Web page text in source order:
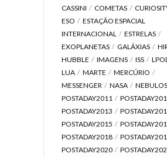
CASSINI
COMETAS
ESO
ESTAÇÃO ESPACIAL
INTERNACIONAL
ESTRELAS
EXOPLANETAS
GALÁXIAS
HUBBLE
IMAGENS ISS
LUA
MARTE
MERCÚRIO
MESSENGER
NASA
POSTADAY2011
POSTADAY2013
POSTADAY2015
POSTADAY2018
POSTADAY2020